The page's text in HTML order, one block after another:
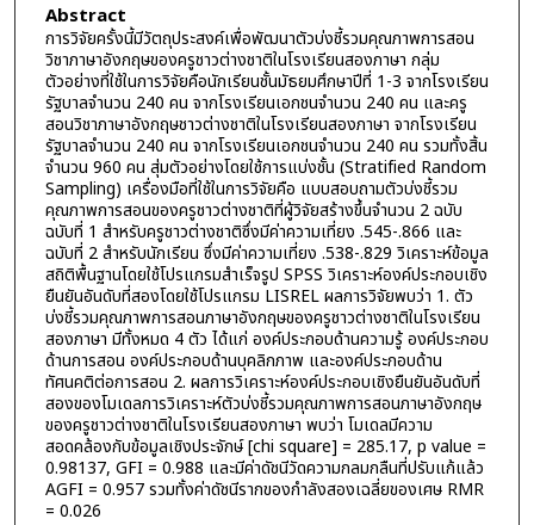
Abstract
การวิจัยครั้งนี้มีวัตถุประสงค์เพื่อพัฒนาตัวบ่งชี้รวมคุณภาพการสอน
วิชาภาษาอังกฤษของครูชาวต่างชาติในโรงเรียนสองภาษา กลุ่ม
ตัวอย่างที่ใช้ในการวิจัยคือนักเรียนชั้นมัธยมศึกษาปีที่ 1-3 จากโรงเรียน
รัฐบาลจำนวน 240 คน จากโรงเรียนเอกชนจำนวน 240 คน และครู
สอนวิชาภาษาอังกฤษชาวต่างชาติในโรงเรียนสองภาษา จากโรงเรียน
รัฐบาลจำนวน 240 คน จากโรงเรียนเอกชนจำนวน 240 คน รวมทั้งสิ้น
จำนวน 960 คน สุ่มตัวอย่างโดยใช้การแบ่งชั้น (Stratified Random
Sampling) เครื่องมือที่ใช้ในการวิจัยคือ แบบสอบถามตัวบ่งชี้รวม
คุณภาพการสอนของครูชาวต่างชาติที่ผู้วิจัยสร้างขึ้นจำนวน 2 ฉบับ
ฉบับที่ 1 สำหรับครูชาวต่างชาติซึ่งมีค่าความเที่ยง .545-.866 และ
ฉบับที่ 2 สำหรับนักเรียน ซึ่งมีค่าความเที่ยง .538-.829 วิเคราะห์ข้อมูล
สถิติพื้นฐานโดยใช้โปรแกรมสำเร็จรูป SPSS วิเคราะห์องค์ประกอบเชิง
ยืนยันอันดับที่สองโดยใช้โปรแกรม LISREL ผลการวิจัยพบว่า 1. ตัว
บ่งชี้รวมคุณภาพการสอนภาษาอังกฤษของครูชาวต่างชาติในโรงเรียน
สองภาษา มีทั้งหมด 4 ตัว ได้แก่ องค์ประกอบด้านความรู้ องค์ประกอบ
ด้านการสอน องค์ประกอบด้านบุคลิกภาพ และองค์ประกอบด้าน
ทัศนคติต่อการสอน 2. ผลการวิเคราะห์องค์ประกอบเชิงยืนยันอันดับที่
สองของโมเดลการวิเคราะห์ตัวบ่งชี้รวมคุณภาพการสอนภาษาอังกฤษ
ของครูชาวต่างชาติในโรงเรียนสองภาษา พบว่า โมเดลมีความ
สอดคล้องกับข้อมูลเชิงประจักษ์ [chi square] = 285.17, p value =
0.98137, GFI = 0.988 และมีค่าดัชนีวัดความกลมกลืนที่ปรับแก้แล้ว
AGFI = 0.957 รวมทั้งค่าดัชนีรากของกำลังสองเฉลี่ยของเศษ RMR
= 0.026